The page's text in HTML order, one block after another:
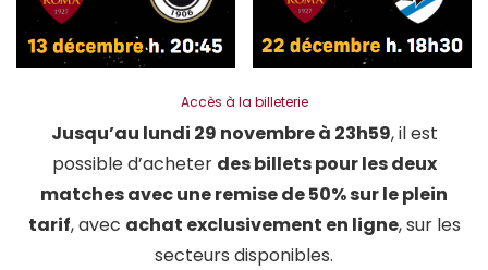
Accès à la billeterie
Jusqu’au lundi 29 novembre à 23h59, il est
possible d’acheter des billets pour les deux
matches avec une remise de 50% sur le plein
tarif, avec achat exclusivement en ligne, sur les
secteurs disponibles.